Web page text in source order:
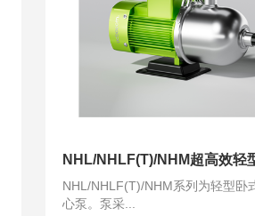
NHL/NHLF(T)/NHM系列为轻型卧
心泵。泵采...